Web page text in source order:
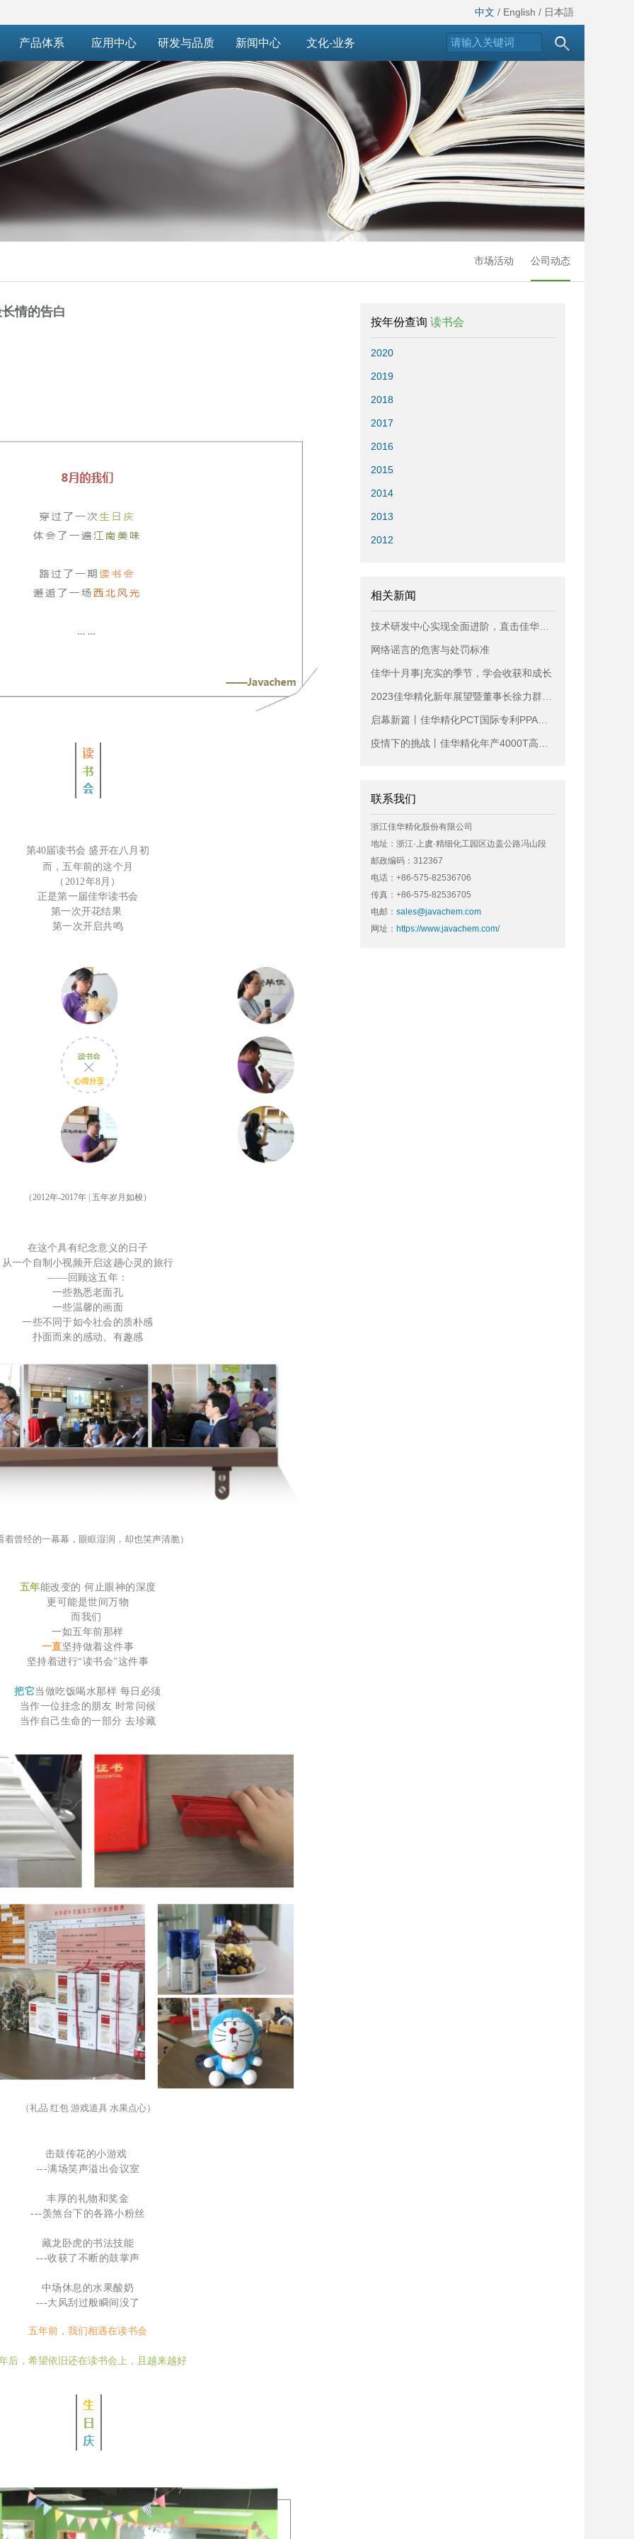
中文 / English / 日本語
产品体系 应用中心 研发与品质 新闻中心 文化-业务
市场活动 公司动态
情的告白
第40届读书会盛开在八月初
而，五年前的这个月
（2012年8月 ）
正是第一届佳华读书会
第一次开花结果
第一次开启共鸣
（2012年-2017年 | 五年岁月如梭 ）
在这个具有纪念意义的日子
从一个自制小视频开启这趟心灵的旅行
—— 回顾这五年：
一些熟悉老面孔
一些温馨的画面
一些不同于如今社会的质朴感
扑面而来的感动、有趣感
着曾经的一幕幕，眼眶湿润，却也笑声清脆）
五年能改变的 何止眼神的深度
更可能是世间万物
而我们
一如五年前那样
一直坚持做着这件事
坚持着进行“读书会”这件事
把它当做吃饭喝水那样 每日必须
当作一位挂念的朋友 时常问候
当作自己生命的一部分 去珍藏
（礼品 红包 游戏道具 水果点心）
击鼓传花的小游戏
---满场笑声溢出会议室
丰厚的礼物和奖金
---羡煞台下的各路小粉丝
藏龙卧虎的书法技能
---收获了不断的鼓掌声
中场休息的水果酸奶
---大风刮过般瞬间没了
五年前，我们相遇在读书会
后，希望依旧还在读书会上，且越来越好
按年份查询 读书会
2020
2019
2018
2017
2016
2015
2014
2013
2012
相关新闻
网络谣言的危害与处罚标准
佳华十月事|充实的季节，学会收获和成长
联系我们
浙江佳华精化股份有限公司
地址：浙江·上虞·精细化工园区边盖公路冯山段
邮政编码：312367
电话：+86-575-82536706
传真：+86-575-82536705
电邮： sales@javachem.com
网址： https://www.javachem.com/